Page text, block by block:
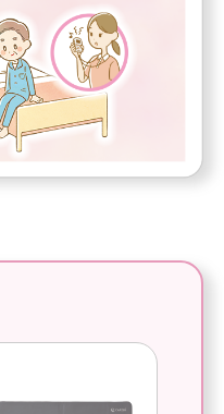
つながるモデル
無線コール